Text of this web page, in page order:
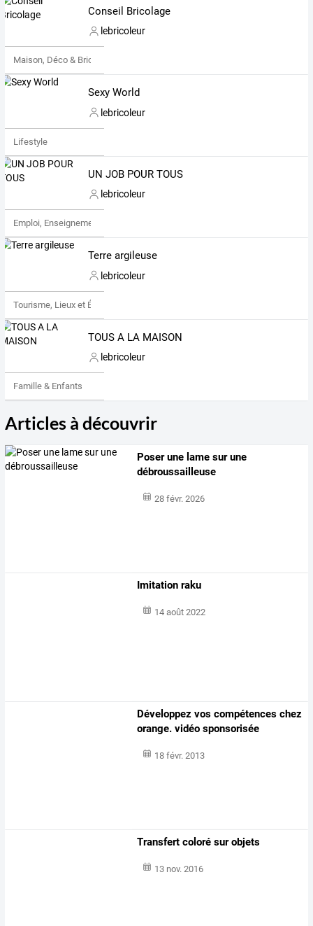
Conseil Bricolage
lebricoleur
Maison, Déco & Bricolage
Sexy World
lebricoleur
Lifestyle
UN JOB POUR TOUS
lebricoleur
Emploi, Enseignement & Etudes
Terre argileuse
lebricoleur
Tourisme, Lieux et Événements
TOUS A LA MAISON
lebricoleur
Famille & Enfants
Articles à découvrir
Poser une lame sur une
débroussailleuse
28 févr. 2026
Imitation raku
14 août 2022
Développez vos compétences chez
orange. vidéo sponsorisée
18 févr. 2013
Transfert coloré sur objets
13 nov. 2016